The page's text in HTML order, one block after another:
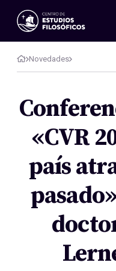
Eventos
Novedades
Investigación
Publicaciones
Galería
Acerca de nosotros
Reglamento
Convenios
Novedades
«CVR
país